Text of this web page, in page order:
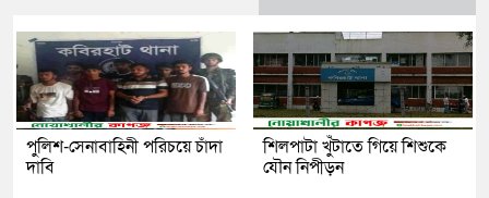
পুলিশ-সেনাবাহিনী পরিচয়ে চাঁদা
দাবি
শিলপাটা খুঁটাতে গিয়ে শিশুকে
যৌন নিপীড়ন